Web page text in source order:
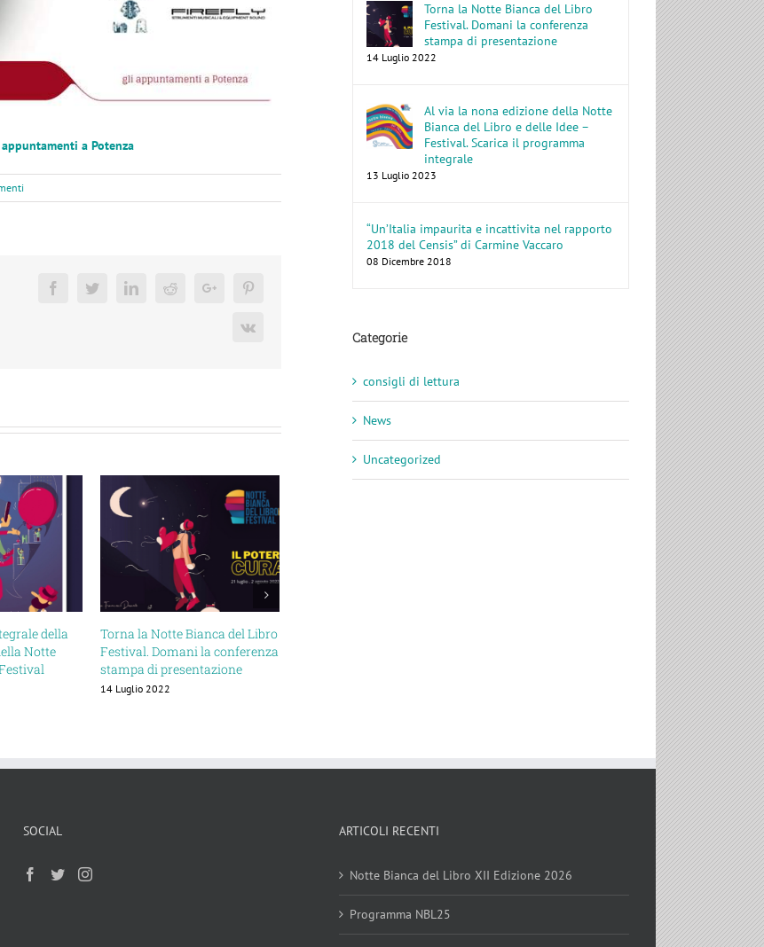
a Potenza
FacebookTwitterLinkedinRedditGoogle+
Vk
Torna la Notte Bianca del Libro
Festival. Domani la conferenza
stampa di presentazione
14 Luglio 2022
Letti di sera si allarga
04 Novembre 2018
Torna la Notte Bianca del Libro
Festival. Domani la conferenza
stampa di presentazione
14 Luglio 2022
Al via la nona edizione della Notte
Bianca del Libro e delle Idee –
Festival. Scarica il programma
integrale
13 Luglio 2023
“Un’Italia impaurita e incattivita nel rapporto
2018 del Censis” di Carmine Vaccaro
08 Dicembre 2018
Categorie
consigli di lettura
News
Uncategorized
SOCIAL ARTICOLI RECENTI
Notte Bianca del Libro XII Edizione 2026
Programma NBL25